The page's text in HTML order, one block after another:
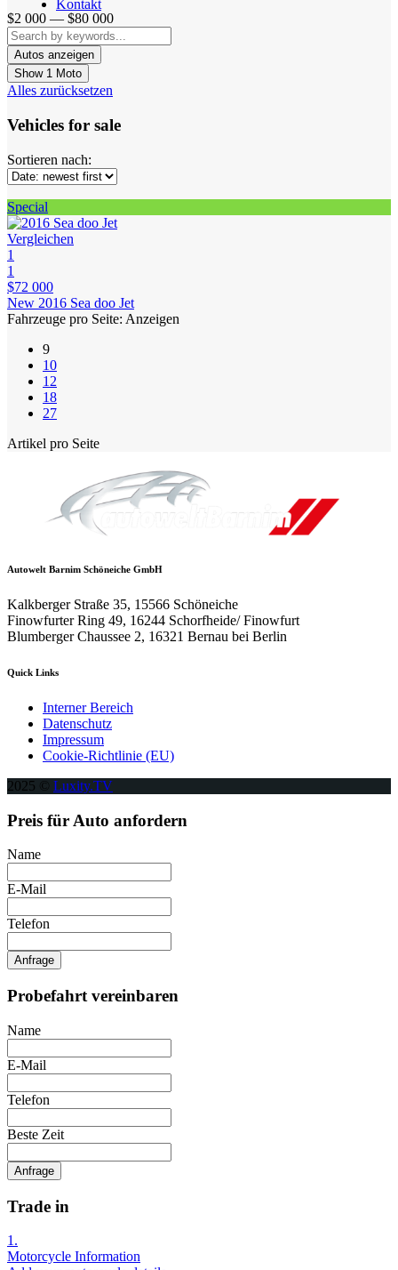
Kontakt
$2 000 — $80 000
Show 1 Moto
Alles zurücksetzen
Vehicles for sale
Sortieren nach:
Special
Vergleichen
1
1
$72 000
New 2016 Sea doo Jet
Fahrzeuge pro Seite: Anzeigen
9
10
12
18
27
Artikel pro Seite
Autowelt Barnim Schöneiche GmbH
Kalkberger Straße 35, 15566 Schöneiche
Finowfurter Ring 49, 16244 Schorfheide/ Finowfurt
Blumberger Chaussee 2, 16321 Bernau bei Berlin
Quick Links
Interner Bereich
Datenschutz
Impressum
Cookie-Richtlinie (EU)
2025 © Luxity.TV
Preis für Auto anfordern
Name
E-Mail
Telefon
Anfrage
Probefahrt vereinbaren
Name
E-Mail
Telefon
Beste Zeit
Anfrage
Trade in
1.
Motorcycle Information